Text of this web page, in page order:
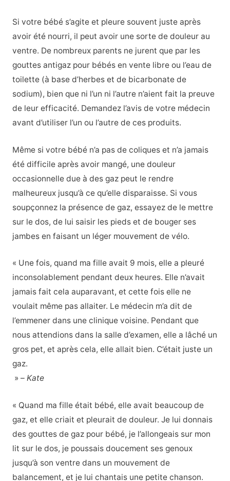
Si votre bébé s’agite et pleure souvent juste après
avoir été nourri, il peut avoir une sorte de douleur au
ventre. De nombreux parents ne jurent que par les
gouttes antigaz pour bébés en vente libre ou l’eau de
toilette (à base d’herbes et de bicarbonate de
sodium), bien que ni l’un ni l’autre n’aient fait la preuve
de leur efficacité. Demandez l’avis de votre médecin
avant d’utiliser l’un ou l’autre de ces produits.
Même si votre bébé n’a pas de coliques et n’a jamais
été difficile après avoir mangé, une douleur
occasionnelle due à des gaz peut le rendre
malheureux jusqu’à ce qu’elle disparaisse. Si vous
soupçonnez la présence de gaz, essayez de le mettre
sur le dos, de lui saisir les pieds et de bouger ses
jambes en faisant un léger mouvement de vélo.
« Une fois, quand ma fille avait 9 mois, elle a pleuré
inconsolablement pendant deux heures. Elle n’avait
jamais fait cela auparavant, et cette fois elle ne
voulait même pas allaiter. Le médecin m’a dit de
l’emmener dans une clinique voisine. Pendant que
nous attendions dans la salle d’examen, elle a lâché un
gros pet, et après cela, elle allait bien. C’était juste un
gaz.
» – Kate
« Quand ma fille était bébé, elle avait beaucoup de
gaz, et elle criait et pleurait de douleur. Je lui donnais
des gouttes de gaz pour bébé, je l’allongeais sur mon
lit sur le dos, je poussais doucement ses genoux
jusqu’à son ventre dans un mouvement de
balancement, et je lui chantais une petite chanson.